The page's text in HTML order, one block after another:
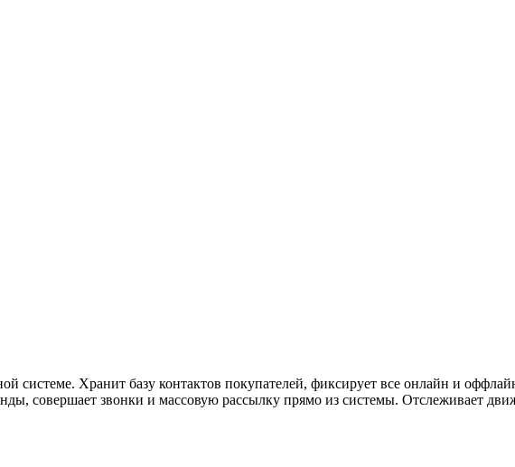
системе. Хранит базу контактов покупателей, фиксирует все онлайн и
совершает звонки и массовую рассылку прямо из системы. Отслеживает